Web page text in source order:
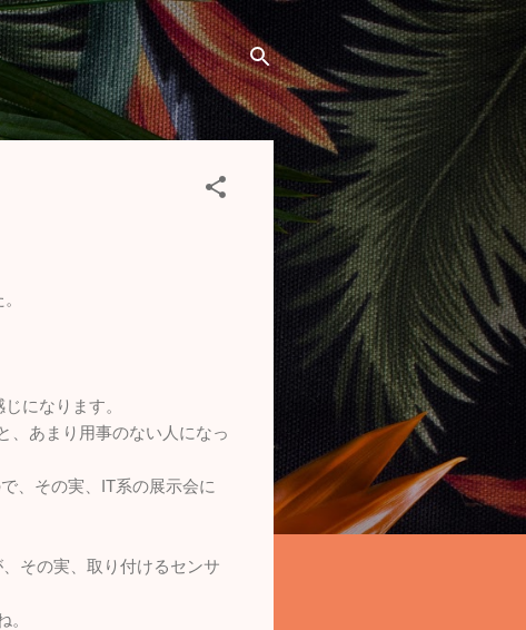
になります。
、あまり用事のない人になっ
、その実、IT系の展示会に
その実、取り付けるセンサ